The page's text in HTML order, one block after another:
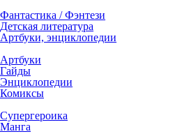
Фантастика / Фэнтези
Детская литература
Артбуки, энциклопедии
Артбуки
Гайды
Энциклопедии
Комиксы
Супергероика
Манга